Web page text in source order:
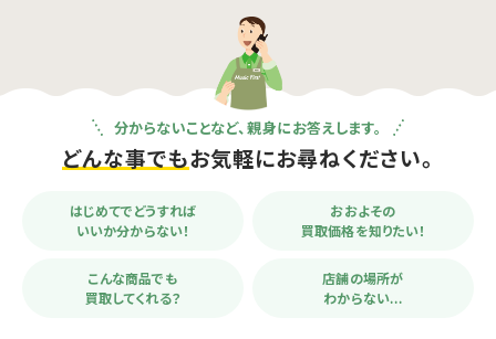
分からないことなど、親身にお答えします。
どんな事でもお気軽にお尋ねください。
はじめてでどうすれば
いいか分からない！
おおよその
買取価格を知りたい！
こんな商品でも
買取してくれる？
店舗の場所が
わからない…